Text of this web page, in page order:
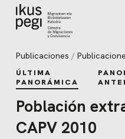
Ir directamente al contenido
Publicaciones
ÚLTIMA
PANORÁMICA
Población
CAPV 2010